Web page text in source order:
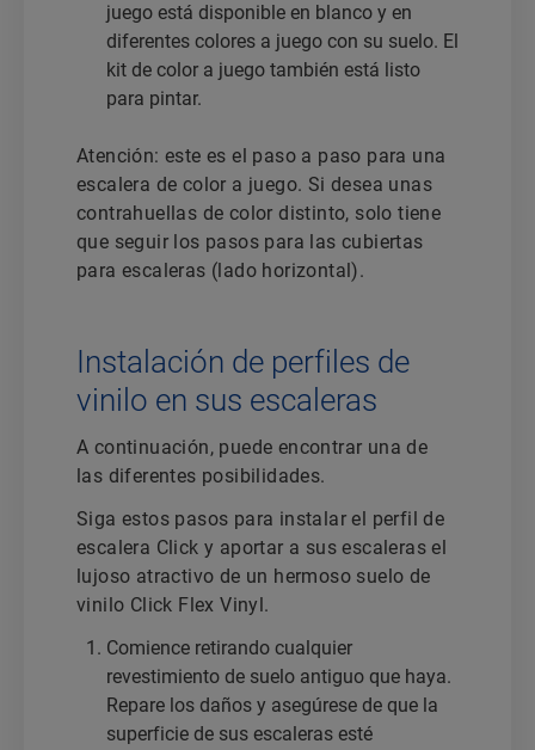
juego está disponible en blanco y en
diferentes colores a juego con su suelo. El
kit de color a juego también está listo
para pintar.
Atención: este es el paso a paso para una
escalera de color a juego. Si desea unas
contrahuellas de color distinto, solo tiene
que seguir los pasos para las cubiertas
para escaleras (lado horizontal).
Instalación de perfiles de
vinilo en sus escaleras
A continuación, puede encontrar una de
las diferentes posibilidades.
Siga estos pasos para instalar el perfil de
escalera Click y aportar a sus escaleras el
lujoso atractivo de un hermoso suelo de
vinilo Click Flex Vinyl.
Comience retirando cualquier
revestimiento de suelo antiguo que haya.
Repare los daños y asegúrese de que la
superficie de sus escaleras esté